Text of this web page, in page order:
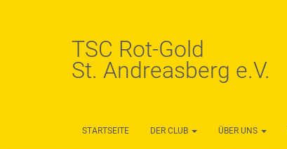
TSC Rot-Gold
St. Andreasberg e.V.
STARTSEITE DER CLUB ÜBER UNS